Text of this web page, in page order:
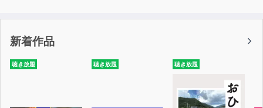
だからこそ、地理を学ぶことで、土地と資源の奪い合いで
より深い解釈を加えることが可能となり、それらの背景を
知ることで、世界はもっと面白くなるのです。
本作品を通して世界の「今」を見定め、そして「未来」を
新着作品
聴き放題 聴き放題 聴き放題